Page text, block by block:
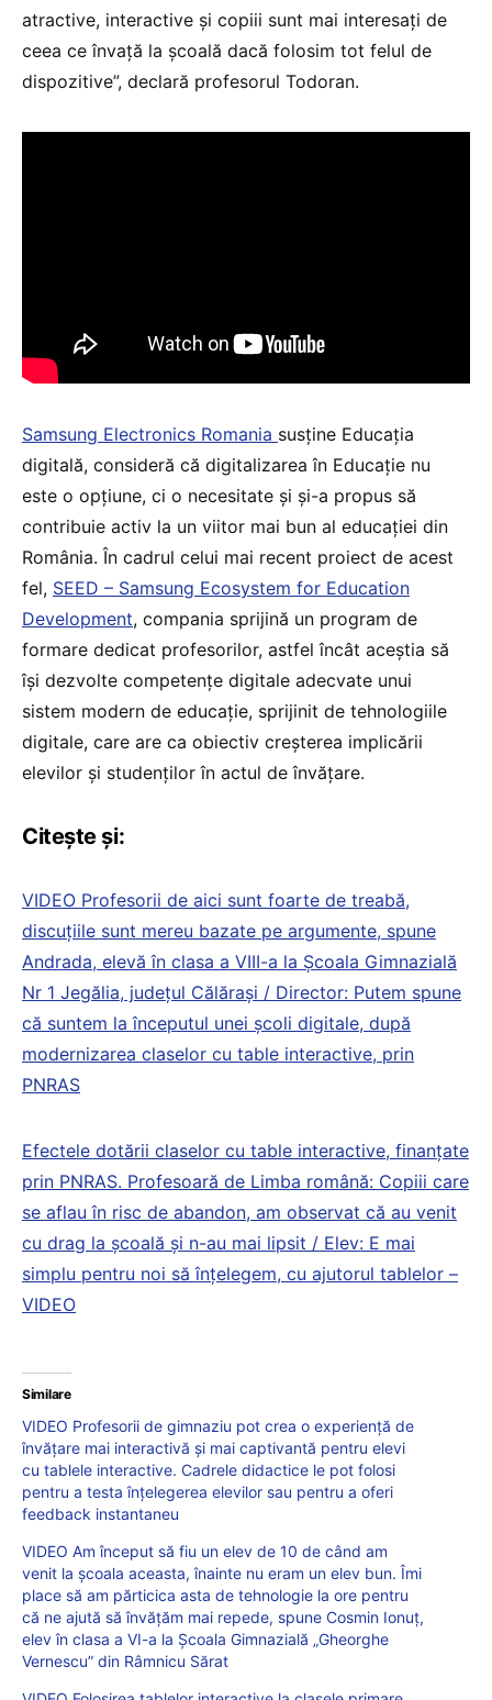
atractive, interactive și copiii sunt mai interesați de
ceea ce învață la școală dacă folosim tot felul de
dispozitive”, declară profesorul Todoran.
Samsung Electronics Romania susține Educația
digitală, consideră că digitalizarea în Educație nu
este o opțiune, ci o necesitate și și-a propus să
contribuie activ la un viitor mai bun al educației din
România. În cadrul celui mai recent proiect de acest
fel, SEED – Samsung Ecosystem for Education
Development, compania sprijină un program de
formare dedicat profesorilor, astfel încât aceștia să
își dezvolte competențe digitale adecvate unui
sistem modern de educație, sprijinit de tehnologiile
digitale, care are ca obiectiv creșterea implicării
elevilor și studenților în actul de învățare.
Citește și:
VIDEO Profesorii de aici sunt foarte de treabă,
discuțiile sunt mereu bazate pe argumente, spune
Andrada, elevă în clasa a VIII-a la Școala Gimnazială
Nr 1 Jegălia, județul Călărași / Director: Putem spune
că suntem la începutul unei școli digitale, după
modernizarea claselor cu table interactive, prin
PNRAS
Efectele dotării claselor cu table interactive, finanțate
prin PNRAS. Profesoară de Limba română: Copiii care
se aflau în risc de abandon, am observat că au venit
cu drag la școală și n-au mai lipsit / Elev: E mai
simplu pentru noi să înțelegem, cu ajutorul tablelor –
VIDEO
Similare
VIDEO Profesorii de gimnaziu pot crea o experiență de
învățare mai interactivă și mai captivantă pentru elevi
cu tablele interactive. Cadrele didactice le pot folosi
pentru a testa înțelegerea elevilor sau pentru a oferi
feedback instantaneu
VIDEO Am început să fiu un elev de 10 de când am
venit la școala aceasta, înainte nu eram un elev bun. Îmi
place să am părticica asta de tehnologie la ore pentru
că ne ajută să învățăm mai repede, spune Cosmin Ionuț,
elev în clasa a VI-a la Școala Gimnazială „Gheorghe
Vernescu” din Râmnicu Sărat